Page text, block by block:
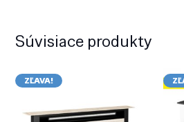
Súvisiace produkty
ZĽAVA!